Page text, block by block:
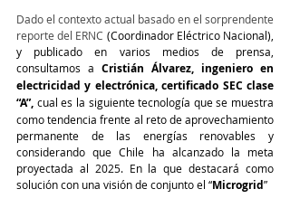
Dado el contexto actual basado en el sorprendente
reporte del ERNC (Coordinador Eléctrico Nacional),
y publicado en varios medios de prensa,
consultamos a Cristián Álvarez, ingeniero en
electricidad y electrónica, certificado SEC clase
“A”, cual es la siguiente tecnología que se muestra
como tendencia frente al reto de aprovechamiento
permanente de las energías renovables y
considerando que Chile ha alcanzado la meta
proyectada al 2025. En la que destacará como
solución con una visión de conjunto el “Microgrid”